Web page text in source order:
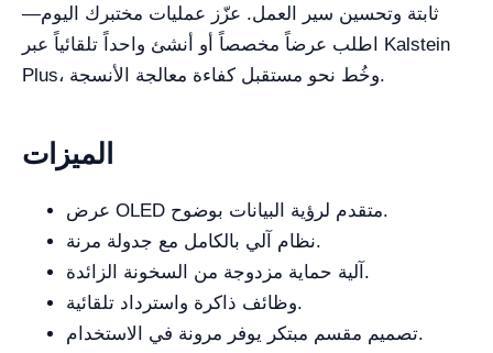
ثابتة وتحسين سير العمل. عزّز عمليات مختبرك اليوم—
اطلب عرضاً مخصصاً أو أنشئ واحداً تلقائياً عبر Kalstein
Plus، وخُط نحو مستقبل كفاءة معالجة الأنسجة.
الميزات
عرض OLED متقدم لرؤية البيانات بوضوح.
نظام آلي بالكامل مع جدولة مرنة.
آلية حماية مزدوجة من السخونة الزائدة.
وظائف ذاكرة واسترداد تلقائية.
تصميم مقسم مبتكر يوفر مرونة في الاستخدام.